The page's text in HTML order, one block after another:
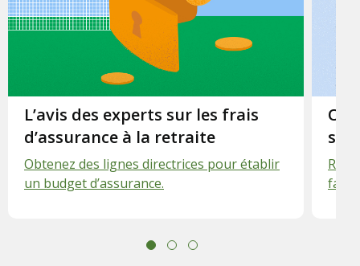
Slide 1.
L’avis des experts sur les frais
d’assurance à la retraite
Obtenez des lignes directrices pour établir
un budget d’assurance.
faire